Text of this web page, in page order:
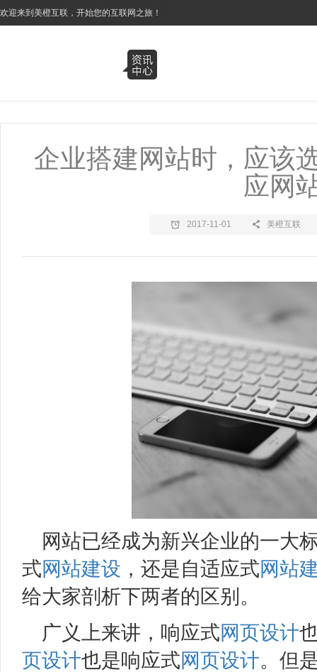
欢迎来到美橙互联，开始您的互联网之旅！
企业搭建网站时，应该
应网
2017-11-01 美橙互联
网站已经成为新兴企业的一大
式网站建设 ，还是自适应式网站
给大家剖析下两者的区别。
广义上来讲，响应式网页设计
页设计也是响应式网页设计。但